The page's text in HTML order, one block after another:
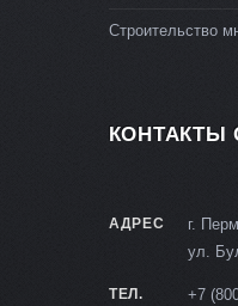
Строительство
КОНТАКТЫ
АДРЕС
г.
ул.
ТЕЛ. +7